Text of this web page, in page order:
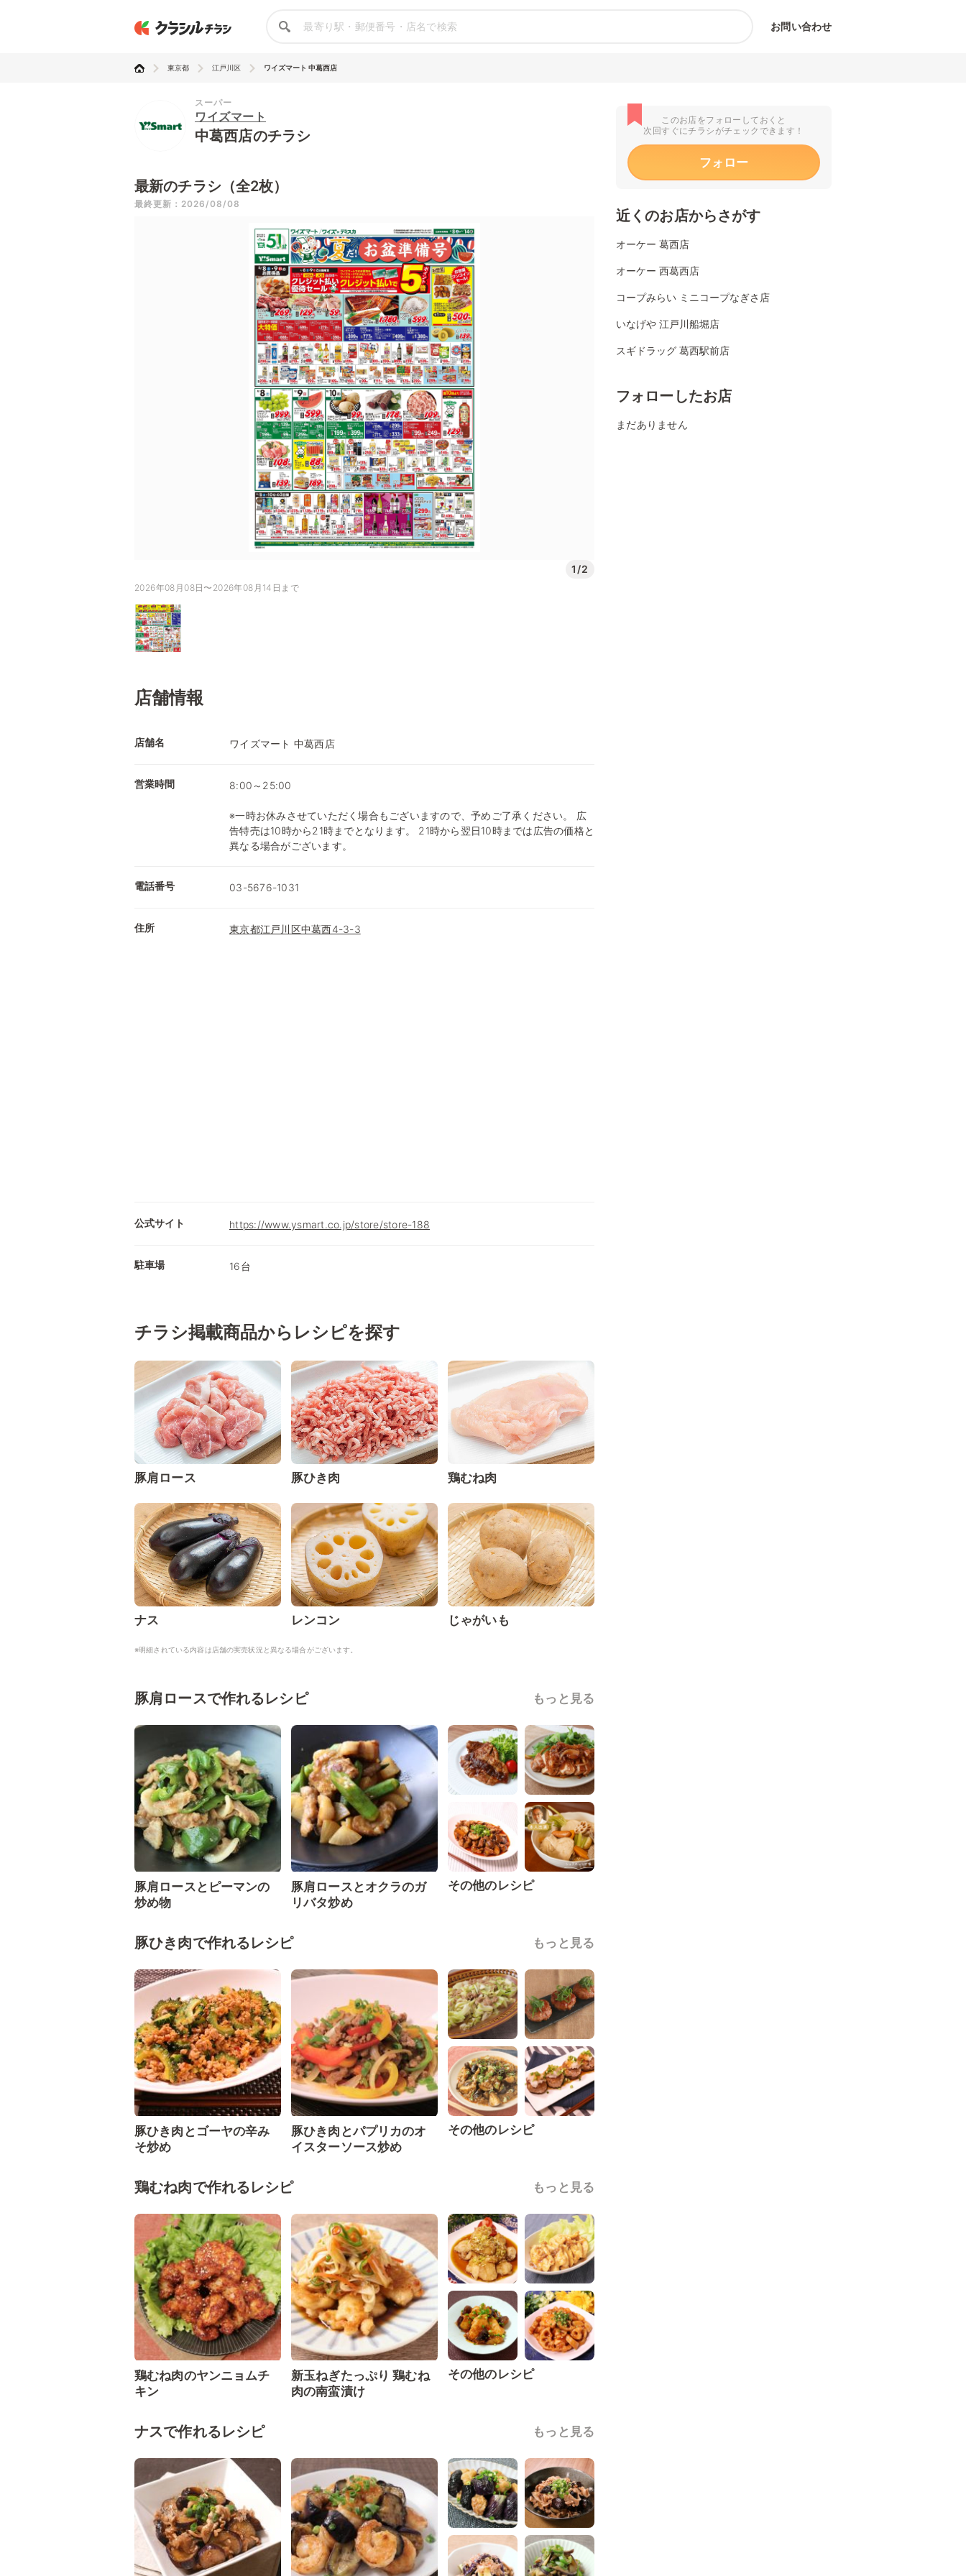
お問い合わせ
東京都 江戸川区 ワイズマート 中葛西店
スーパー
ワイズマート
中葛西店のチラシ
最新のチラシ（全2枚）
最終更新：2026/08/08
1/2
2026年08月08日〜2026年08月14日まで
店舗情報
店舗名 ワイズマート 中葛西店
営業時間 8:00～25:00
※一時お休みさせていただく場合もございますので、予めご了承ください。 広
告特売は10時から21時までとなります。 21時から翌日10時までは広告の価格と
異なる場合がございます。
電話番号 03-5676-1031
住所 東京都江戸川区中葛西4-3-3
公式サイト https://www.ysmart.co.jp/store/store-188
駐車場 16台
チラシ掲載商品からレシピを探す
豚肩ロース 豚ひき肉 鶏むね肉
ナス レンコン じゃがいも
※明細されている内容は店舗の実売状況と異なる場合がございます。
豚肩ロースで作れるレシピ もっと見る
豚肩ロースとピーマンの
炒め物
豚肩ロースとオクラのガ
リバタ炒め
その他のレシピ
豚ひき肉で作れるレシピ もっと見る
豚ひき肉とゴーヤの辛み
そ炒め
豚ひき肉とパプリカのオ
イスターソース炒め
その他のレシピ
鶏むね肉で作れるレシピ もっと見る
鶏むね肉のヤンニョムチ
キン
新玉ねぎたっぷり 鶏むね
肉の南蛮漬け
その他のレシピ
ナスで作れるレシピ もっと見る
このお店をフォローしておくと
次回すぐにチラシがチェックできます！
フォロー
近くのお店からさがす
オーケー 葛西店
オーケー 西葛西店
コープみらい ミニコープなぎさ店
いなげや 江戸川船堀店
スギドラッグ 葛西駅前店
フォローしたお店
まだありません